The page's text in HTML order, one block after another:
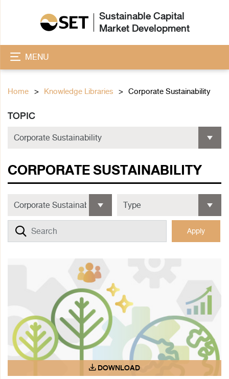
Sustainable Capital
Market Development
MENU
Home Knowledge Libraries Corporate Sustainability
TOPIC
CORPORATE SUSTAINABILITY
Apply